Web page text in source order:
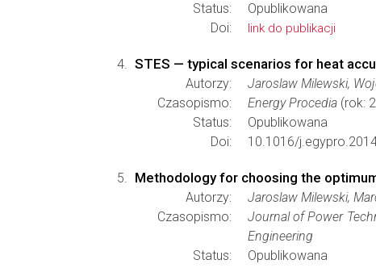
Status:
Opublikowana
Doi:
link do publikacji
STES — typical scenarios for heat
Autorzy:
Jaroslaw Milewski,
Czasopismo:
Energy Procedia (rok:
Status:
Opublikowana
Doi:
10.1016/
Methodology for choosing the
Autorzy:
Jaroslaw Milewski,
Czasopismo:
Journal of Power
Engineering
Status:
Opublikowana